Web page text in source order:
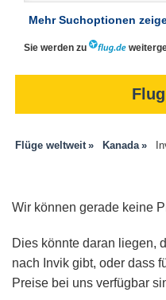
Mehr Suchoptionen
Sie werden zu
Flüge weltweit Kanada
Wir können gerade keine
Dies könnte daran liegen,
nach Invik gibt, oder dass
Preise bei uns verfügbar